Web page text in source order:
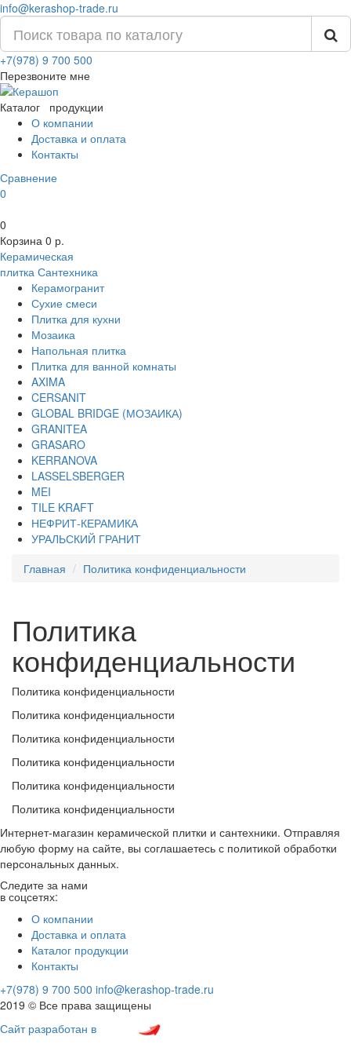
info@kerashop-trade.ru
+7(978) 9 700 500
Перезвоните мне
Каталог
продукции
О компании
Доставка и оплата
Контакты
Сравнение
0
0
Корзина 0 р.
Керамическая
плитка Сантехника
Керамогранит
Сухие смеси
Плитка для кухни
Мозаика
Напольная плитка
Плитка для ванной комнаты
AXIMA
CERSANIT
GLOBAL BRIDGE (МОЗАИКА)
GRANITEA
GRASARO
KERRANOVA
LASSELSBERGER
MEI
TILE KRAFT
НЕФРИТ-КЕРАМИКА
УРАЛЬСКИЙ ГРАНИТ
Главная
Политика конфиденциальности
Политика
конфиденциальности
Политика конфиденциальности
Политика конфиденциальности
Политика конфиденциальности
Политика конфиденциальности
Политика конфиденциальности
Политика конфиденциальности
Интернет-магазин керамической плитки и сантехники. Отправляя
любую форму на сайте, вы соглашаетесь с политикой обработки
персональных данных.
Следите за нами
в соцсетях:
О компании
Доставка и оплата
Каталог продукции
Контакты
+7(978) 9 700 500 info@kerashop-trade.ru
2019 © Все права защищены
Сайт разработан в